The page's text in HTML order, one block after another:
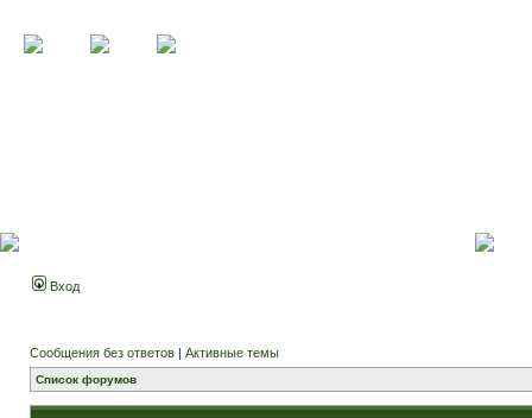
Вход
Сообщения без ответов | Активные темы
Список форумов